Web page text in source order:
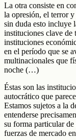
La otra consiste en
la opresión, el terror
sin duda esto incluye
instituciones clave de
instituciones
en el período que se
multinacionales que
noche (…)
Éstas son las
autocrático que
Estamos sujetos a la
entenderse
su forma particular
fuerzas de mercado